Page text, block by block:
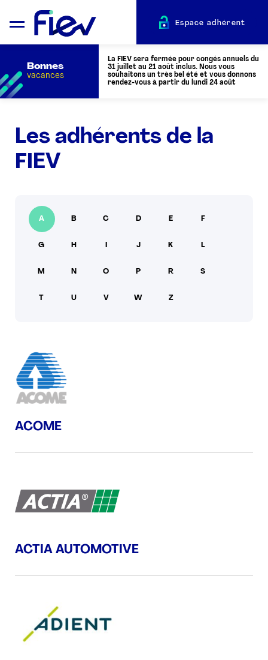
QUI SOMMES-NOUS ?
L’AUTOMOTIVE
ACTUALITÉS
PRESSE
Espace adhérent
Bonnes
vacances
La FIEV sera fermée pour congés annuels du
31 juillet au 21 août inclus. Nous vous
souhaitons un très bel été et vous donnons
rendez-vous à partir du lundi 24 août
Les adhérents de la
FIEV
A B C D E F
G H J K L
M N O P R S
T U V W Z
ACOME
ACTIA AUTOMOTIVE